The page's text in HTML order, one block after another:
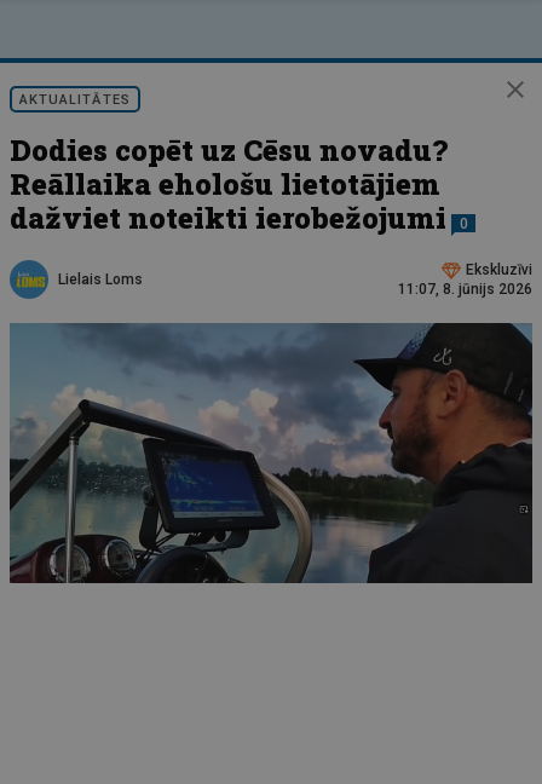
AKTUALITĀTES
Dodies copēt uz Cēsu novadu?
Reāllaika ehološu lietotājiem
dažviet noteikti ierobežojumi
0
Lielais Loms
Ekskluzīvi
11:07, 8. jūnijs 2026